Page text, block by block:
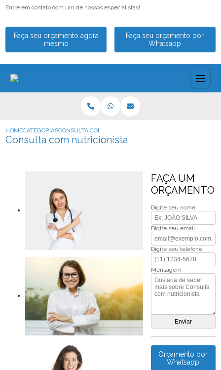
Entre em contato com um de nossos especialistas!
Faça seu orçamento agora
mesmo
Faça seu orçamento por
Whatsapp
HOMECATEGORIASCONSULTA COM NUTRICIONISTA
Consulta com nutricionista
FAÇA UM
ORÇAMENTO
Digite seu nome
Digite seu email
Digite seu telefone
Mensagem
Orçamento por
Whatsapp